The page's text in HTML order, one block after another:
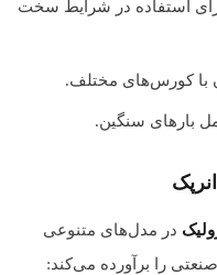
استفاده در شرایط سخت
با کورس‌های مختلف.
بارهای سنگین.
در مدل‌های متنوعی
را برآورده می‌کند: